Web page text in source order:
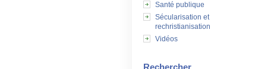
Santé publique
Sécularisation et
rechristianisation
Vidéos
Rechercher